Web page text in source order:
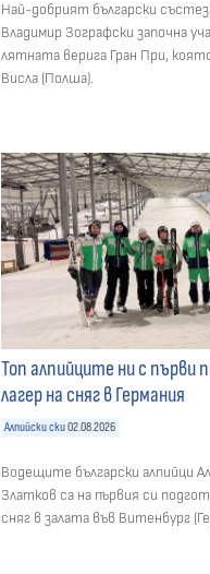
Най-добрият български
Владимир Зографски започна
лятната верига Гран При,
Висла (Полша).
Топ алпийците ни с първи
лагер на сняг в Германия
Алпийски ски 02.08.2026
Водещите български алпийци
Златков са на първия си
сняг в залата във Витенбург